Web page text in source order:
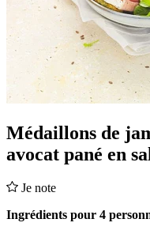
Médaillons de
avocat pané en
Je note
Ingrédients pour 4